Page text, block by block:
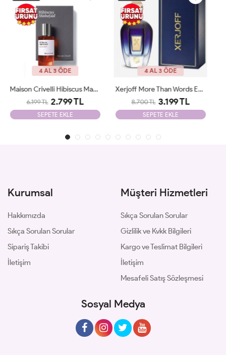
4 AL 3 ÖDE
8.700 TL 3.199 TL
SEPETE EKLE
4 AL 3 ÖDE
8.700 TL 2.780 TL
SEPETE EKLE
Kurumsal
Hakkımızda
Sıkça Sorulan Sorular
Sipariş Takibi
İletişim
Müşteri Hizmetleri
Sıkça Sorulan Sorular
Gizlilik ve Kvkk Bilgileri
Kargo ve Teslimat Bilgileri
İletişim
Mesafeli Satış Sözleşmesi
Sosyal Medya